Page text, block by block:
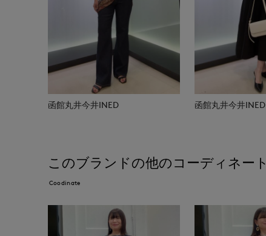
函館丸井今井INED 函館丸井今井INED
このブランドの他のコーディネート
Coodinate